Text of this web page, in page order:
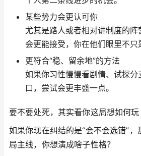
某些势力会更认可你
尤其是路人或者相对讲制度的阵
会更能接受，你在他们眼里不只
更符合“稳、留余地”的方法
如果你习性慢慢看剧情、试探
口，尝试会更丰盛一点。
要不要处死，其实看你这局想如何玩
如果你现在纠结的是“会不会选错”
局主线，你想演成啥子性格？